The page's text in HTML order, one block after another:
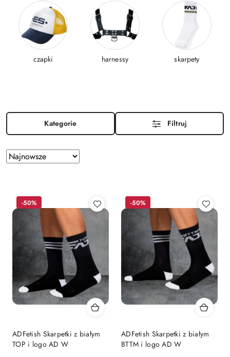
czapki harnessy skarpety
Kategorie Filtruj
Zastosowano
sortowanie:
Sortuj
według
ADFetish Skarpetki z białym
TOP i logo AD W
-50%
ADFetish Skarpetki z białym
BTTM i logo AD W
-50%